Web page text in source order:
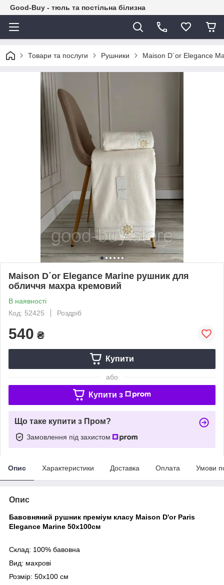
Good-Buy - тюль та постільна білизна
Товари та послуги Рушники Maison D´or Elegance
Maison D´or Elegance Marine рушник для
обличчя махра кремовий
В наявності
Код: 52425
Роздріб
540 ₴
Купити
або
Купити з
Що таке купити з Пром?
Замовлення під захистом
Опис Характеристики Доставка Оплата Умови
Опис
Бавовняний рушник преміум класу Maison D'or Paris
Elegance Marine 50х100см
Склад: 100% бавовна
Вид: махрові
Розмір: 50х100 см